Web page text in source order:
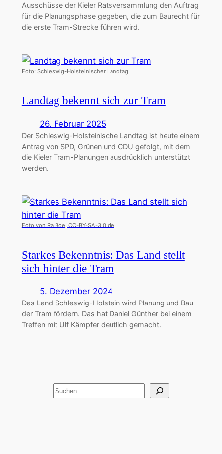
Ausschüsse der Kieler Ratsversammlung den Auftrag
für die Planungsphase gegeben, die zum Baurecht für
die erste Tram-Strecke führen wird.
Foto: Schleswig-Holsteinischer Landtag
Landtag bekennt sich zur Tram
26. Februar 2025
Der Schleswig-Holsteinische Landtag ist heute einem
Antrag von SPD, Grünen und CDU gefolgt, mit dem
die Kieler Tram-Planungen ausdrücklich unterstützt
werden.
Foto von Ra Boe, CC-BY-SA-3.0 de
Starkes Bekenntnis: Das Land stellt
sich hinter die Tram
5. Dezember 2024
Das Land Schleswig-Holstein wird Planung und Bau
der Tram fördern. Das hat Daniel Günther bei einem
Treffen mit Ulf Kämpfer deutlich gemacht.
Suchen